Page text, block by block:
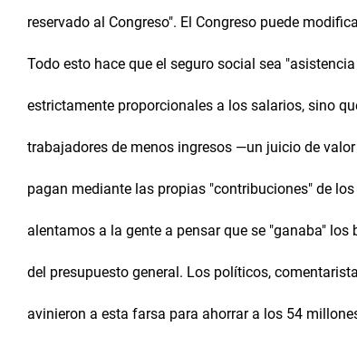
reservado al Congreso". El Congreso puede
Todo esto hace que el seguro social sea
estrictamente proporcionales a los salarios, sino
trabajadores de menos ingresos —un juicio de
pagan mediante las propias "contribuciones" de
alentamos a la gente a pensar que se "ganaba"
del presupuesto general. Los políticos,
avinieron a esta farsa para ahorrar a los 54